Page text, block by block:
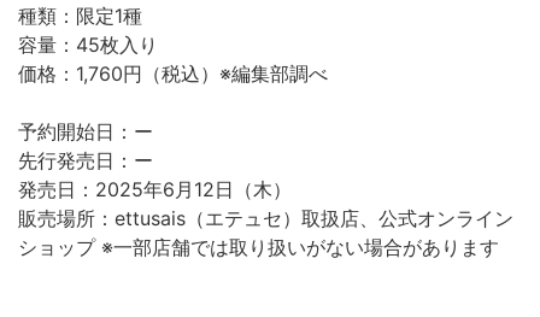
種類：限定1種
容量：45枚入り
価格：1,760円（税込）※編集部調べ
予約開始日：ー
先行発売日：ー
発売日：2025年6月12日（木）
販売場所：ettusais（エテュセ）取扱店、公式オンライン
ショップ ※一部店舗では取り扱いがない場合があります